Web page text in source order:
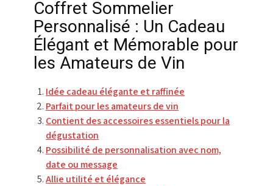
Coffret Sommelier
Personnalisé : Un Cadeau
Élégant et Mémorable pour
les Amateurs de Vin
Idée cadeau élégante et raffinée
Parfait pour les amateurs de vin
Contient des accessoires essentiels pour la
dégustation
Possibilité de personnalisation avec nom,
date ou message
Allie utilité et élégance